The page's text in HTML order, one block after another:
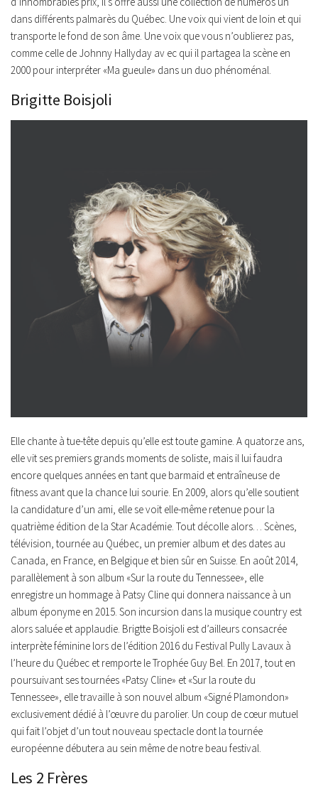
dans différents palmarès du Québec. Une voix qui vient de loin et qui
transporte le fond de son âme. Une voix que vous n’oublierez pas,
comme celle de Johnny Hallyday av ec qui il partagea la scène en
2000 pour interpréter «Ma gueule» dans un duo phénoménal.
Brigitte Boisjoli
Elle chante à tue-tête depuis qu’elle est toute gamine. A quatorze ans,
elle vit ses premiers grands moments de soliste, mais il lui faudra
encore quelques années en tant que barmaid et entraîneuse de
fitness avant que la chance lui sourie. En 2009, alors qu’elle soutient
la candidature d’un ami, elle se voit elle-même retenue pour la
quatrième édition de la Star Académie. Tout décolle alors… Scènes,
télévision, tournée au Québec, un premier album et des dates au
Canada, en France, en Belgique et bien sûr en Suisse. En août 2014,
parallèlement à son album «Sur la route du Tennessee», elle
enregistre un hommage à Patsy Cline qui donnera naissance à un
album éponyme en 2015. Son incursion dans la musique country est
alors saluée et applaudie. Brigtte Boisjoli est d’ailleurs consacrée
interprète féminine lors de l’édition 2016 du Festival Pully Lavaux à
l’heure du Québec et remporte le Trophée Guy Bel. En 2017, tout en
poursuivant ses tournées «Patsy Cline» et «Sur la route du
Tennessee», elle travaille à son nouvel album «Signé Plamondon»
exclusivement dédié à l’œuvre du parolier. Un coup de cœur mutuel
qui fait l’objet d’un tout nouveau spectacle dont la tournée
européenne débutera au sein même de notre beau festival.
Les 2 Frères